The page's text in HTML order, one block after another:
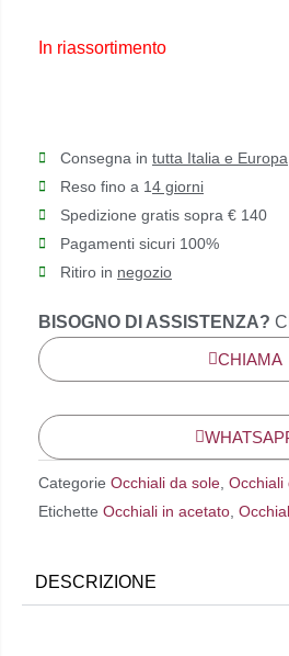
In riassortimento
Consegna in tutta Italia e Europa
Reso fino a 14 giorni
Spedizione gratis sopra € 140
Pagamenti sicuri 100%
Ritiro in negozio
BISOGNO DI ASSISTENZA?
CHIAMA
Categorie Occhiali da sole, Occhiali
Etichette Occhiali in acetato,
DESCRIZIONE